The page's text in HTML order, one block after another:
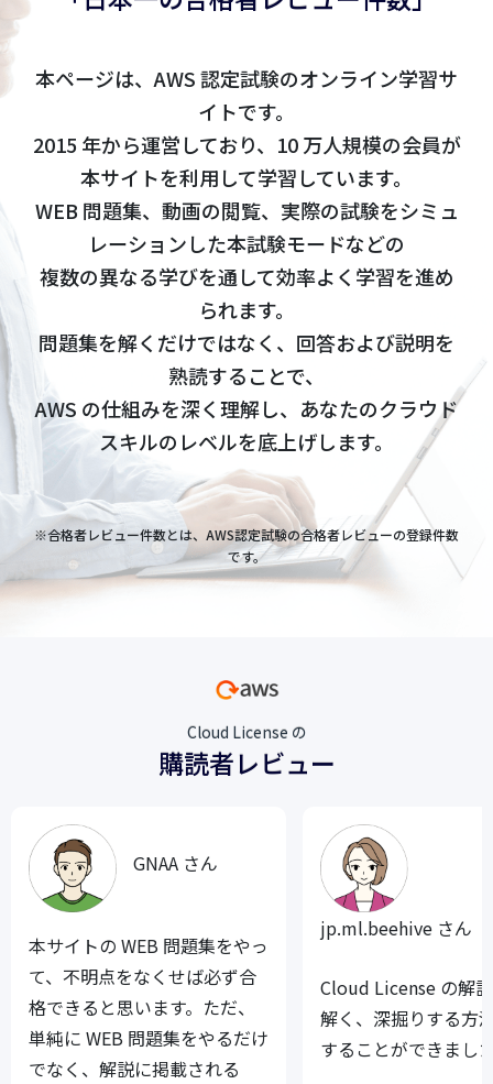
本ページは、AWS 認定試験のオンライン学習サ
イトです。
2015 年から運営しており、10 万人規模の会員が
本サイトを利用して学習しています。
WEB 問題集、動画の閲覧、実際の試験をシミュ
レーションした本試験モードなどの
複数の異なる学びを通して効率よく学習を進め
られます。
問題集を解くだけではなく、回答および説明を
熟読することで、
AWS の仕組みを深く理解し、あなたのクラウド
スキルのレベルを底上げします。
※合格者レビュー件数とは、AWS認定試験の合格者レビューの登録件数
です。
Cloud License の
購読者レビュー
GNAA さん
本サイトの WEB 問題集をやっ
て、不明点をなくせば必ず合
格できると思います。ただ、
単純に WEB 問題集をやるだけ
でなく、解説に掲載される
jp.ml.beehive さん
Cloud License の解
解く、深掘りする方
することができまし